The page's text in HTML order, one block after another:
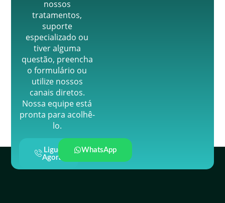
nossos
tratamentos,
suporte
especializado ou
tiver alguma
questão, preencha
o formulário ou
utilize nossos
canais diretos.
Nossa equipe está
pronta para acolhê-
lo.
Ligue
Agora
WhatsApp